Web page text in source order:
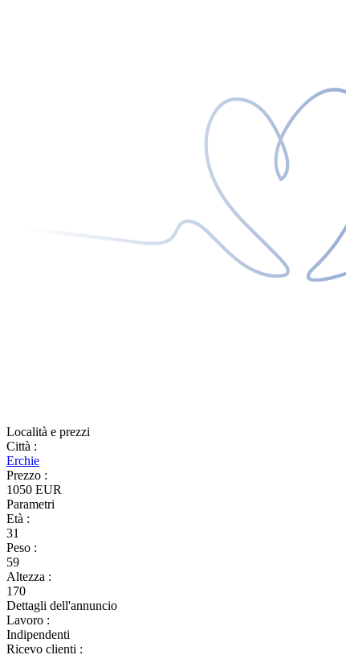
Località e prezzi
Città :
Erchie
Prezzo :
1050 EUR
Parametri
Età :
31
Peso :
59
Altezza :
170
Dettagli dell'annuncio
Lavoro :
Indipendenti
Ricevo clienti :